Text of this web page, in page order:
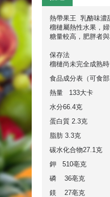
熱帶果王 乳酪味濃
榴槤屬熱性水果，
糖量較高，肥胖者
保存法
榴槤尚未完全成熟
食品成分表（可食部
熱量 133大卡
水分66.4克
蛋白質 2.3克
脂肪 3.3克
碳水化合物27.1克
鉀 510亳克
磷 36亳克
鎂 27亳克